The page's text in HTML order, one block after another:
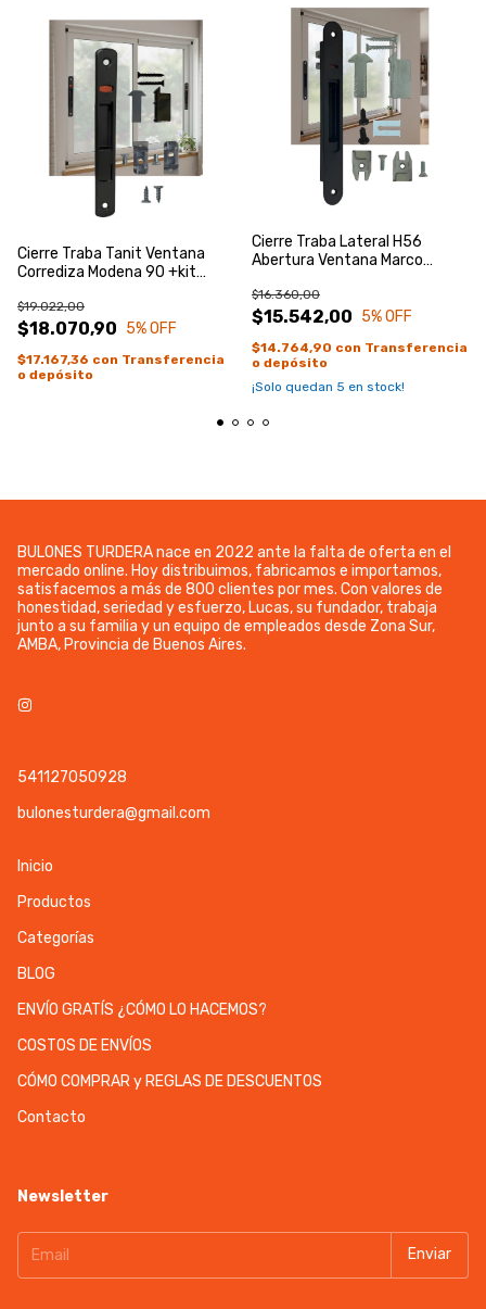
Cierre Traba Tanit Ventana
Corrediza Modena 90 +kit
$18.070,90
$19.022,00
5% OFF
$17.167,36 con Transferencia
o depósito
Cierre Traba Lateral H56
Abertura Ventana Marco
$15.542,00
$16.360,00
5% OFF
$14.764,90 con Transferencia
o depósito
¡Solo quedan 5 en stock!
BULONES TURDERA nace en 2022 ante la falta de oferta en el
mercado online. Hoy distribuimos, fabricamos e importamos,
satisfacemos a más de 800 clientes por mes. Con valores de
honestidad, seriedad y esfuerzo, Lucas, su fundador, trabaja
junto a su familia y un equipo de empleados desde Zona Sur,
AMBA, Provincia de Buenos Aires.
541127050928
bulonesturdera@gmail.com
Inicio
Productos
Categorías
BLOG
ENVÍO GRATÍS ¿CÓMO LO HACEMOS?
COSTOS DE ENVÍOS
CÓMO COMPRAR y REGLAS DE DESCUENTOS
Contacto
Newsletter